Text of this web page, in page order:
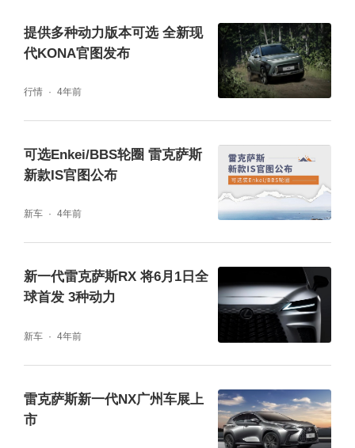
提供多种动力版本可选 全新现
代KONA官图发布
行情 4年前
可选Enkei/BBS轮圈 雷克萨斯
新款IS官图公布
新车 4年前
新一代雷克萨斯RX 将6月1日全
球首发 3种动力
新车 4年前
雷克萨斯新一代NX广州车展上
市